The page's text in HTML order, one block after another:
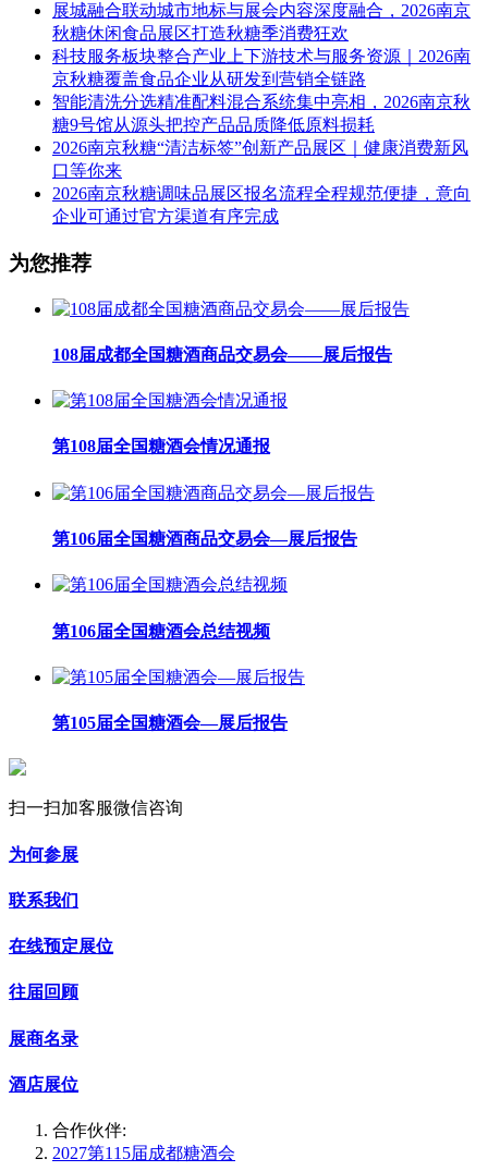
展城融合联动城市地标与展会内容深度融合，2026南京
秋糖休闲食品展区打造秋糖季消费狂欢
科技服务板块整合产业上下游技术与服务资源｜2026南
京秋糖覆盖食品企业从研发到营销全链路
智能清洗分选精准配料混合系统集中亮相，2026南京秋
糖9号馆从源头把控产品品质降低原料损耗
2026南京秋糖“清洁标签”创新产品展区｜健康消费新风
口等你来
2026南京秋糖调味品展区报名流程全程规范便捷，意向
企业可通过官方渠道有序完成
为您推荐
108届成都全国糖酒商品交易会——展后报告
第108届全国糖酒会情况通报
第106届全国糖酒商品交易会—展后报告
第106届全国糖酒会总结视频
第105届全国糖酒会—展后报告
扫一扫加客服微信咨询
为何参展
联系我们
在线预定展位
往届回顾
展商名录
酒店展位
合作伙伴:
2027第115届成都糖酒会